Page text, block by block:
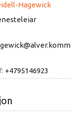
Hagewick
+4795146923